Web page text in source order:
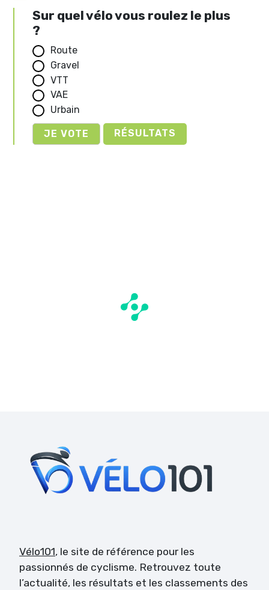
Sur quel vélo vous roulez le plus
?
Route
Gravel
VTT
VAE
Urbain
RÉSULTATS
Vélo101, le site de référence pour les
passionnés de cyclisme. Retrouvez toute
l’actualité, les résultats et les classements des